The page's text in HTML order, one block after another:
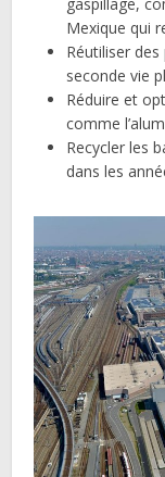
Mexique qui
Réutiliser
seconde vie
Réduire et
comme
Recycler les
dans les